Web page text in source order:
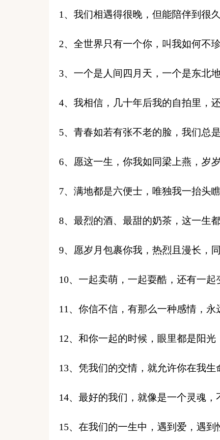
1、我们相遇得很晚，但能陪伴到很
2、全世界只有一个你，叫我如何不
3、一个是人间四月天，一个是东北
4、我相信，几十年后我的自拍里，
5、青春如若有张不老的脸，我们总
6、愿这一生，你我如同梁上燕，岁
7、满地都是六便士，唯独我一抬头
8、最烈的酒、最甜的奶茶，这一生
9、愿岁月包裹你我，热烈且漫长，
10、一起卖萌，一起耍酷，还有一起
11、你信不信，有那么一种感情，
12、和你一起的时候，眼里都是阳
13、凭我们的交情，就允许你在我
14、最好的我们，就像是一个灵魂
15、在我们的一生中，遇到爱，遇